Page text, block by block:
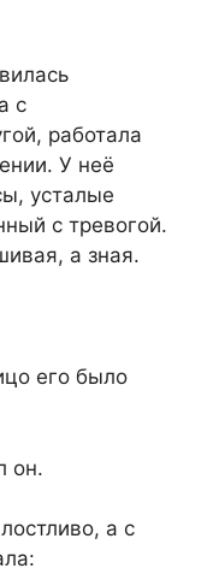
с
работала
У неё
усталые
с тревогой.
а зная.
его было
он.
а с